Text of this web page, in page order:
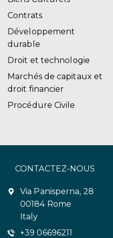
Contrats
Développement
durable
Droit et technologie
Marchés de capitaux et
droit financier
Procédure Civile
CONTACTEZ-NOUS
Via Panisperna, 28
00184 Rome
Italy
+39 06696211